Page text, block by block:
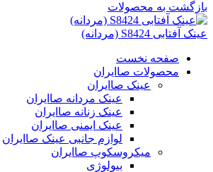
بازگشت به محصولات
عینک آفتابی S8424 (مردانه)
صفحه نخست
محصولات صاایران
عینک صاایران
عینک مردانه صاایران
عینک زنانه صاایران
عینک ایمنی صاایران
لوازم جانبی عینک صاایران
میکروسکوپ صاایران
بیولوژی